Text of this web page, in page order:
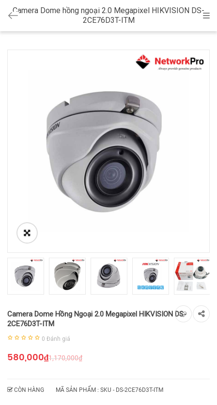
Camera Dome hồng ngoại 2.0 Megapixel HIKVISION DS-
2CE76D3T-ITM
Camera Dome Hồng Ngoại 2.0 Megapixel HIKVISION DS-
2CE76D3T-ITM
0 Đánh giá
1,170,000₫
580,000₫
CÒN HÀNG MÃ SẢN PHẨM : SKU - DS-2CE76D3T-ITM